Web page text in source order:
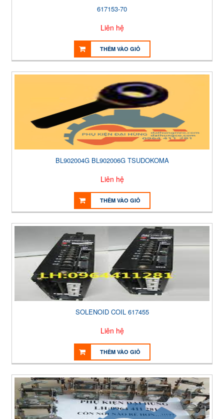
617153-70
Liên hệ
THÊM VÀO GIỎ
BL902004G BL902006G TSUDOKOMA
Liên hệ
THÊM VÀO GIỎ
SOLENOID COIL 617455
Liên hệ
THÊM VÀO GIỎ